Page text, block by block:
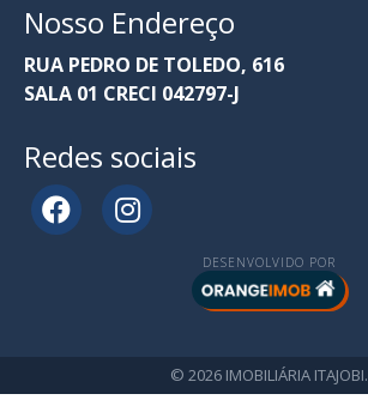
Nosso Endereço
RUA PEDRO DE TOLEDO, 616
SALA 01 CRECI 042797-J
Redes sociais
DESENVOLVIDO POR
© 2026 IMOBILIÁRIA ITAJOBI.